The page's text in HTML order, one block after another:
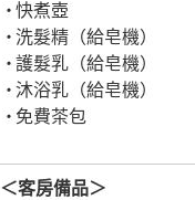
快煮壺
洗髮精（給皂機）
護髮乳（給皂機）
沐浴乳（給皂機）
免費茶包
＜客房備品＞